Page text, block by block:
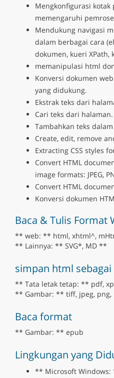
Mengkonfigurasi
memengaruhi
Mendukung navigasi
dalam berbagai cara
dokumen, kueri XPath,
memanipulasi html
Konversi dokumen
yang didukung.
Ekstrak teks dari
Cari teks dari halaman.
Tambahkan teks
Create, edit, remove
Extracting CSS styles
Convert HTML
image formats: JPEG,
Convert HTML
Konversi dokumen
Baca & Tulis Format
** web: ** html, xhtml^,
** Lainnya: ** SVG*, MD **
simpan html sebagai
** Tata letak tetap: ** pdf,
** Gambar: ** tiff, jpeg, png,
Baca format
** Gambar: ** epub
Lingkungan yang
** Microsoft Windows: